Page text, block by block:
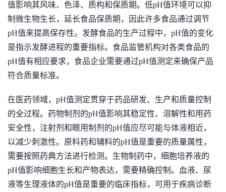
值影响其风味、色泽、质构和保质期。低pH值环境可以抑
制微生物生长，延长食品保质期，因此许多食品通过调节
pH值来提高保存性。发酵食品的生产过程中，pH值的变化
是指示发酵进程的重要指标。食品监管机构对各类食品的
pH值有相应要求，食品企业需要通过pH值测定来确保产品
符合质量标准。
在医药领域，pH值测定贯穿于药品研发、生产和质量控制
的全过程。药物制剂的pH值影响其稳定性、溶解性和用药
安全性，注射剂和眼用制剂的pH值应尽可能与体液相近，
以减少刺激性。原料药和辅料的pH值是重要的质量属性，
需要按照药典方法进行检测。生物制药中，细胞培养液的
pH值影响细胞生长和产物表达，需要精确控制。血液、尿
液等生理液体的pH值是重要的临床指标，可用于疾病诊断